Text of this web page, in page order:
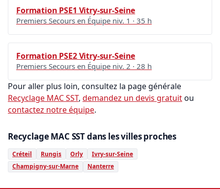
Formation PSE1 Vitry-sur-Seine
Premiers Secours en Équipe niv. 1 · 35 h
Formation PSE2 Vitry-sur-Seine
Premiers Secours en Équipe niv. 2 · 28 h
Pour aller plus loin, consultez la page générale
Recyclage MAC SST, demandez un devis gratuitou
contactez notre équipe.
Recyclage MAC SST dans les villes proches
Créteil Rungis Orly
Ivry-sur-Seine
Champigny-sur-Marne
Nanterre